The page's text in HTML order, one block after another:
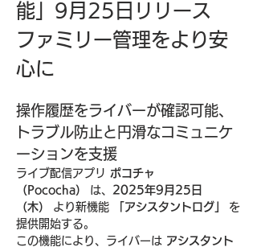
能」9月25日リリース
ファミリー管理をより安
心に
操作履歴をライバーが確認可能、
トラブル防止と円滑なコミュニケ
ーションを支援
ライブ配信アプリ ポコチャ
（Pococha）
は、 2025年9月25日
（木）
より新機能 「アシスタントログ」
を
提供開始する。
この機能により、ライバーは アシスタント